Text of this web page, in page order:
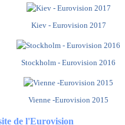
Kiev - Eurovision 2017
Stockholm - Eurovision 2016
Vienne -Eurovision 2015
de l'Eurovision